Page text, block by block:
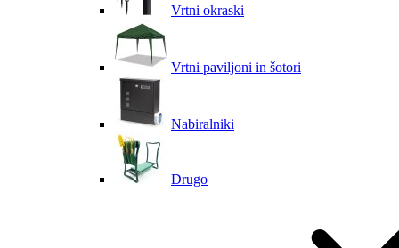
Vrtni okraski
Vrtni paviljoni in šotori
Nabiralniki
Drugo